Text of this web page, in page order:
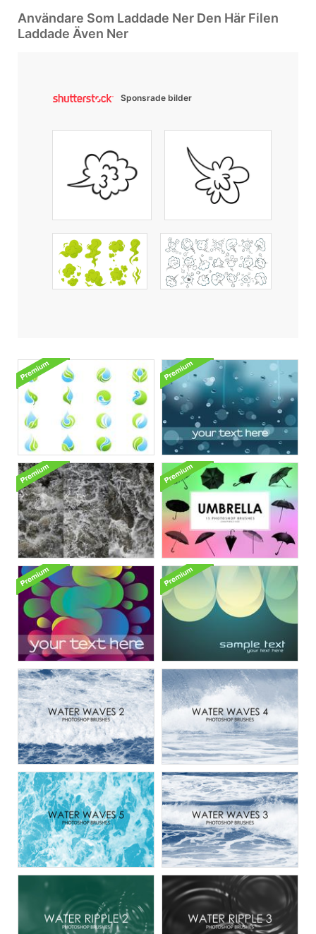
Användare Som Laddade Ner Den Här Filen
Laddade Även Ner
Sponsrade bilder